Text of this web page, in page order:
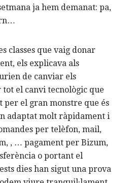
ja hem demanat: pa,
classes que vaig donar
els explicava als
de canviar els
tot el canvi tecnològic que
per el gran monstre que és
adaptat molt ràpidament i
per telèfon, mail,
, … pagament per Bizum,
o portant el
dies han sigut una prova